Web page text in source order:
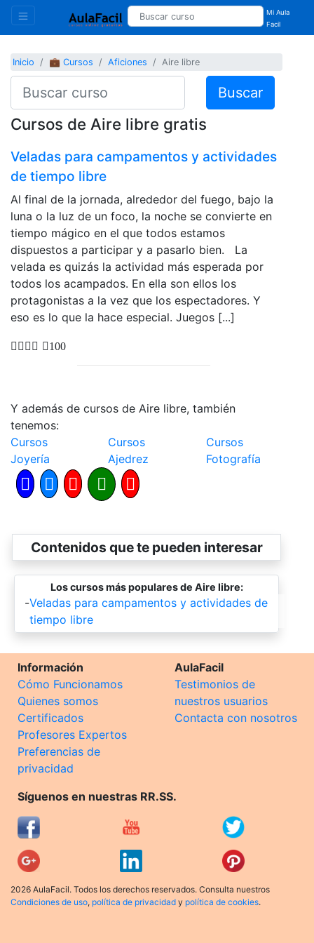
Mi Aula
Facil
Inicio 💼 Cursos Aficiones Aire libre
Buscar
Cursos de Aire libre gratis
Veladas para campamentos y actividades
de tiempo libre
Al final de la jornada, alrededor del fuego, bajo la
luna o la luz de un foco, la noche se convierte en
tiempo mágico en el que todos estamos
dispuestos a participar y a pasarlo bien. La
velada es quizás la actividad más esperada por
todos los acampados. En ella son ellos los
protagonistas a la vez que los espectadores. Y
eso es lo que la hace especial. Juegos [...]
100
Y además de cursos de Aire libre, también
tenemos:
Cursos
Joyería
Cursos
Ajedrez
Cursos
Fotografía
Contenidos que te pueden interesar
Los cursos más populares de Aire libre:
-Veladas para campamentos y actividades de
tiempo libre
Información
Cómo Funcionamos
Quienes somos
Certificados
Profesores Expertos
Preferencias de
privacidad
AulaFacil
Testimonios de
nuestros usuarios
Contacta con nosotros
Síguenos en nuestras RR.SS.
2026 AulaFacil. Todos los derechos reservados. Consulta nuestros
Condiciones de uso, política de privacidad y política de cookies.